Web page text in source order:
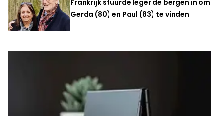
Frankrijk stuurde leger de bergen in om
Gerda (80) en Paul (83) te vinden
Laatste nieuws